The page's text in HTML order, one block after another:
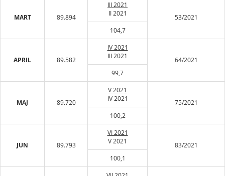
MART 89.894
III 2021
II 2021
53/2021
104,7
APRIL 89.582
IV 2021
III 2021
64/2021
99,7
MAJ 89.720
V 2021
IV 2021
75/2021
100,2
JUN 89.793
VI 2021
V 2021
83/2021
100,1